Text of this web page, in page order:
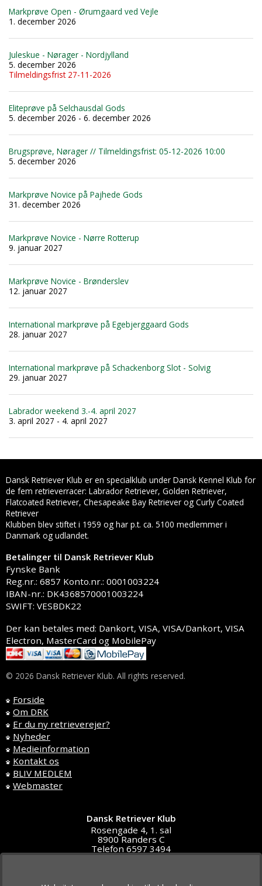
Markprøve Open - Ørumgaard ved Vejle
1. december 2026
Juleskue - Nørager - Nordjylland
5. december 2026
Tilmeldingsfrist 27-11-2026
Eliteprøve på Selchausdal Gods
5. december 2026 - 6. december 2026
Brugsprøve, Nørager // Tilmeldingsfrist: 05-12-2026 10:00
5. december 2026
Markprøve Novice på Pajhede Gods
31. december 2026
Markprøve Novice - Nørre Rotterup
9. januar 2027
Markprøve Novice - Brønderslev
12. januar 2027
International markprøve på Egebjerggaard Gods
28. januar 2027
International markprøve på Schackenborg Slot - Solvig
29. januar 2027
Labrador weekend 3.-4. april 2027
3. april 2027 - 4. april 2027
Dansk Retriever Klub er en specialklub under Dansk Kennel Klub for
de fem retrieverracer: Labrador Retriever, Golden Retriever,
Flatcoated Retriever, Chesapeake Bay Retriever og Curly Coated
Retriever
Klubben blev stiftet i 1959 og har p.t. ca. 5100 medlemmer i
Danmark og udlandet.
Betalinger til Dansk Retriever Klub
Fynske Bank
Reg.nr.: 6857 Konto.nr.: 0001003224
IBAN-nr.: DK4368570001003224
SWIFT: VESBDK22
Der kan betales med: Dankort, VISA, VISA/Dankort, VISA
Electron, MasterCard og MobilePay
© 2026 Dansk Retriever Klub. All rights reserved.
Forside
Om DRK
Er du ny retrieverejer?
Nyheder
Medieinformation
Kontakt os
BLIV MEDLEM
Webmaster
Dansk Retriever Klub
Rosengade 4, 1. sal
8900 Randers C
Telefon 6597 3494